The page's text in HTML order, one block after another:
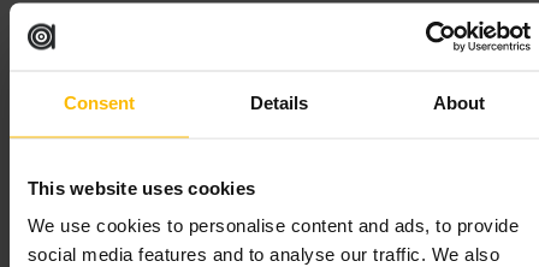
Consent Details About
This website uses cookies
We use cookies to personalise content and ads, to provide
social media features and to analyse our traffic. We also
#
Konsthantverk
#
Vad du kan förvänta dig
hand. Rummen är små jämfört med moderna bostäder, med tydliga
vara begränsad, ibland genom guidade visningar, och delar av huset
hålls som privat bostad.